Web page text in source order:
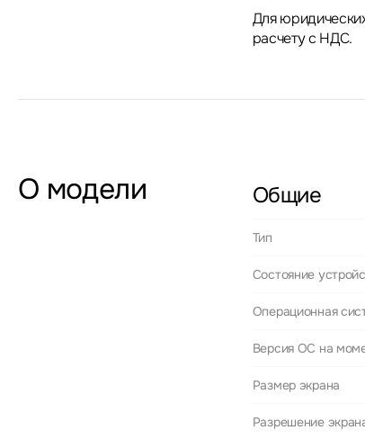
Для
расчету с НДС.
О модели Общие
Тип
Состояние
Операционная
Версия ОС на
Размер экрана
Разрешение